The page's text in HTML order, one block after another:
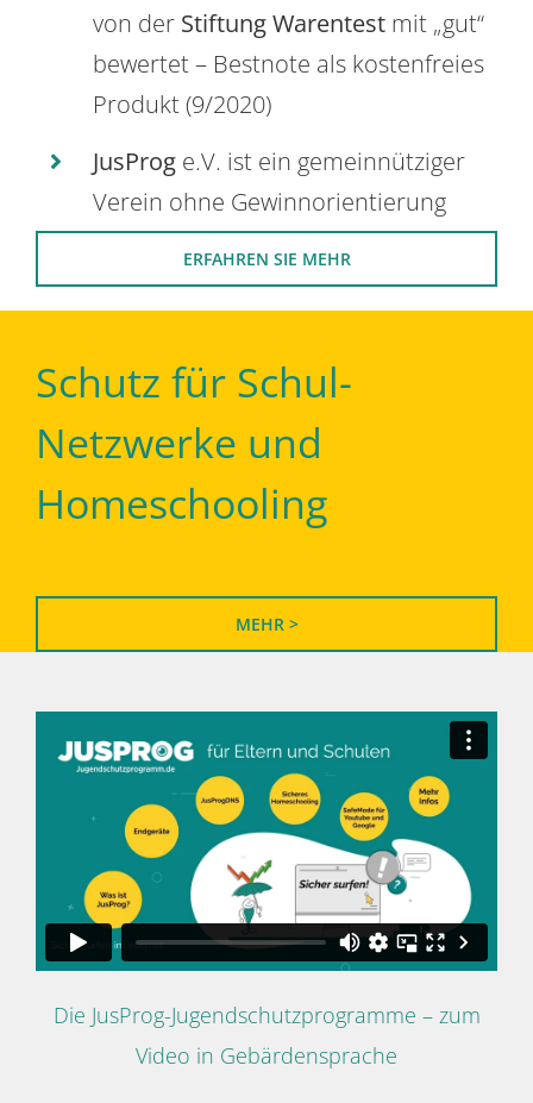
von der Stiftung Warentest mit „gut“
bewertet – Bestnote als kostenfreies
Produkt (9/2020)
JusProg e.V. ist ein gemeinnütziger
Verein ohne Gewinnorientierung
ERFAHREN SIE MEHR
Schutz für Schul-
Netzwerke und
Homeschooling
MEHR >
Die JusProg-Jugendschutzprogramme – zum
Video in Gebärdensprache